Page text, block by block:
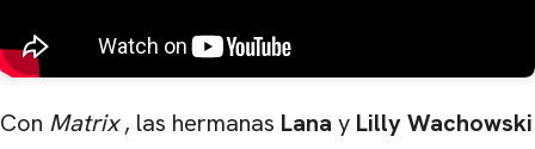
Con Matrix, las hermanas Lana y Lilly Wachowski